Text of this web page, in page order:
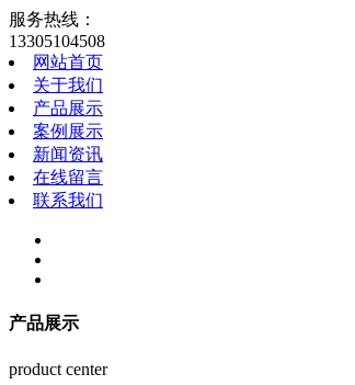
服务热线：
13305104508
网站首页
关于我们
产品展示
案例展示
新闻资讯
在线留言
联系我们
产品展示
product center